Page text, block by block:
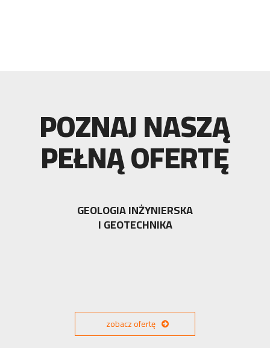
POZNAJ NASZĄ
PEŁNĄ OFERTĘ
GEOLOGIA INŻYNIERSKA
I GEOTECHNIKA
zobacz ofertę